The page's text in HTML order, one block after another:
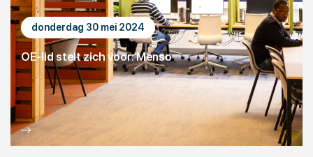
donderdag 30 mei 2024
OE-lid stelt zich voor: Menso